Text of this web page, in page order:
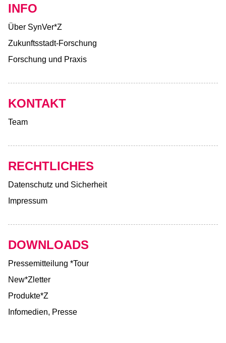
INFO
Über SynVer*Z
Zukunftsstadt-Forschung
Forschung und Praxis
KONTAKT
Team
RECHTLICHES
Datenschutz und Sicherheit
Impressum
DOWNLOADS
Pressemitteilung *Tour
New*Zletter
Produkte*Z
Infomedien, Presse